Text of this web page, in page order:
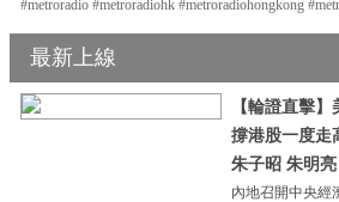
#metroradio #metroradiohk #metroradiohongkong
最新上線
【輪證直擊
撐港股一度走
朱子昭 朱明亮
內地召開中央經